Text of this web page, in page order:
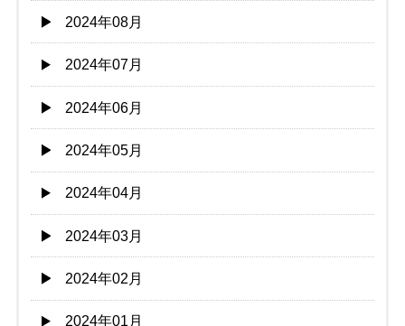
2024年08月
2024年07月
2024年06月
2024年05月
2024年04月
2024年03月
2024年02月
2024年01月